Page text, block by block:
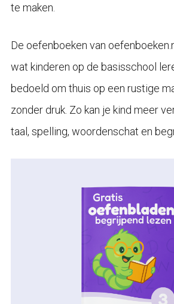
te maken.
De oefenboeken van
wat kinderen op de basisschool
bedoeld om thuis op een rustige
zonder druk. Zo kan je kind meer
taal, spelling, woordenschat en